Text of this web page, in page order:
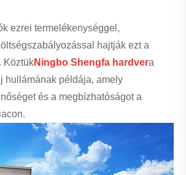
ezrei termelékenységgel,
hajtják ezt a
KöztükNingbo Shengfa hardvera
hullámának példája, amely
és a megbízhatóságot a